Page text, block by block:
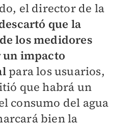
el director de la
que la
los medidores
un impacto
para los usuarios,
que habrá un
consumo del agua
bien la